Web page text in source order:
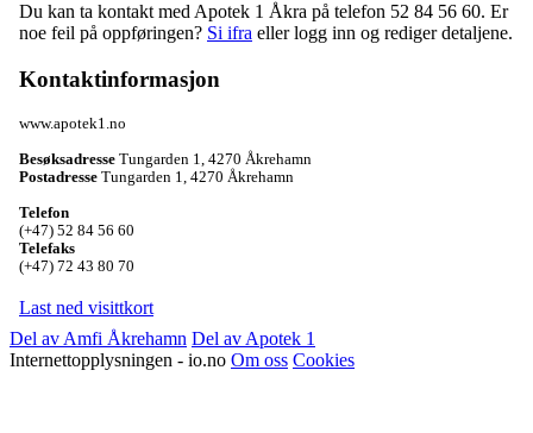
Du kan ta kontakt med Apotek 1 Åkra på telefon 52 84 56 60. Er
noe feil på oppføringen? Si ifra eller logg inn og rediger detaljene.
Kontaktinformasjon
www.apotek1.no
Besøksadresse Tungarden 1
4270 Åkrehamn
Postadresse Tungarden 1 4270 Åkrehamn
Telefon
(+47) 52 84 56 60
Telefaks
(+47) 72 43 80 70
Last ned visittkort
Del av Amfi Åkrehamn Del av Apotek 1
Internettopplysningen - io.no Om oss Cookies